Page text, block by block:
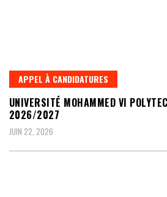
APPEL À CANDIDATURES
UNIVERSITÉ MOHAMMED VI
2026/2027
JUIN 22, 2026